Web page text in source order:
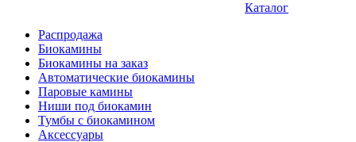
Каталог
Распродажа
Биокамины
Биокамины на заказ
Автоматические биокамины
Паровые камины
Ниши под биокамин
Тумбы с биокамином
Аксессуары